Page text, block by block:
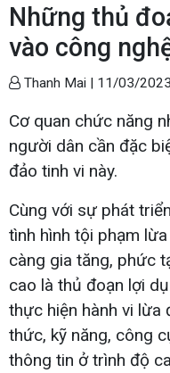
Những thủ
vào công
Thanh Mai | 11/03/
Cơ quan chức năng
người dân cần đặc
đảo tinh vi này.
Cùng với sự phát
tình hình tội phạm
càng gia tăng, phức
cao là thủ đoạn lợi
thực hiện hành vi lừa
thức, kỹ năng, công
thông tin ở trình độ